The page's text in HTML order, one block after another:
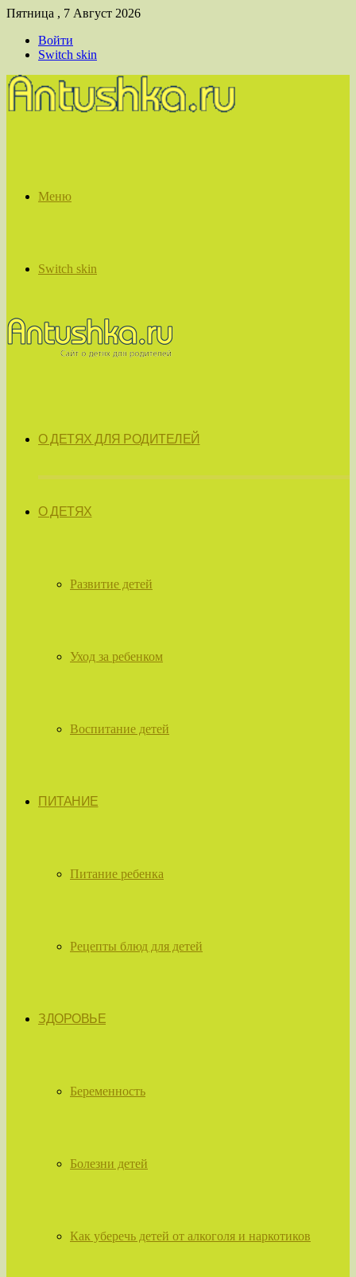
Пятница , 7 Август 2026
Войти
Switch skin
Меню
Switch skin
О ДЕТЯХ ДЛЯ РОДИТЕЛЕЙ
О ДЕТЯХ
Развитие детей
Уход за ребенком
Воспитание детей
ПИТАНИЕ
Питание ребенка
Рецепты блюд для детей
ЗДОРОВЬЕ
Беременность
Болезни детей
Как уберечь детей от алкоголя и наркотиков